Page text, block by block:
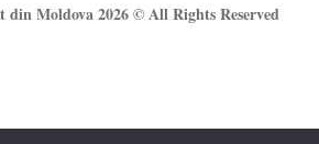
din Moldova 2026 © All Rights Reserved